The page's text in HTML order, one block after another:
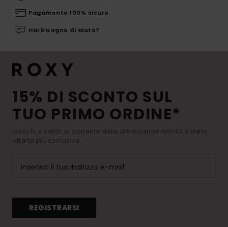
Pagamento 100% sicuro
Hai bisogno di aiuto?
15% DI SCONTO SUL
TUO PRIMO ORDINE*
Iscriviti e sarai al corrente delle ultimissime novità e delle
offerte più esclusive.
REGISTRARSI